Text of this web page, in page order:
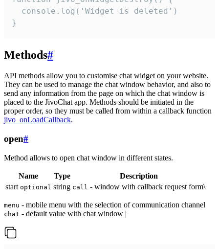
  console.log('Widget is deleted')
}
Methods#
API methods allow you to customise chat widget on your website.
They can be used to manage the chat window behavior, and also to
send any information from the page on which the chat window is
placed to the JivoChat app. Methods should be initiated in the
proper order, so they must be called from within a callback function
jivo_onLoadCallback.
open#
Method allows to open chat window in different states.
Name Type
Description
start optional string call - window with callback request form\
menu - mobile menu with the selection of communication channel
chat - default value with chat window |